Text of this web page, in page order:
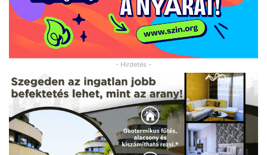
- Hirdetés -